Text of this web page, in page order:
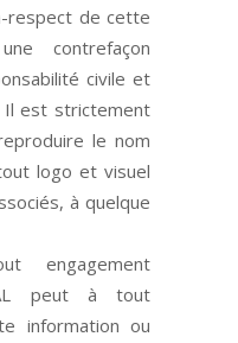
respect de cette
contrefaçon
civile et
Il est strictement
le nom
logo et visuel
à quelque
engagement
peut à tout
information ou